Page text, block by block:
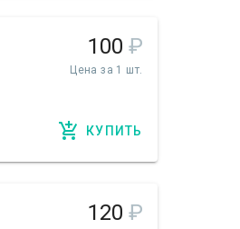
100 ₽
Цена за 1 шт.
КУПИТЬ
120 ₽